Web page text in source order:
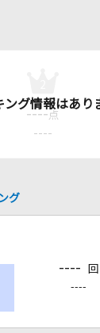
---- 点
----
グ
---- 回
----